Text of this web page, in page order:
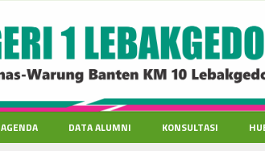
AGENDA DATA ALUMNI KONSULTASI